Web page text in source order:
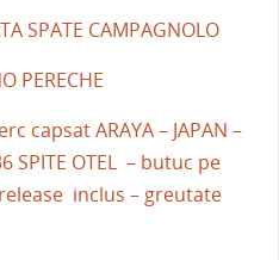
SPATE CAMPAGNOLO
PERECHE
capsat ARAYA – JAPAN –
SPITE OTEL – butuc pe
inclus – greutate